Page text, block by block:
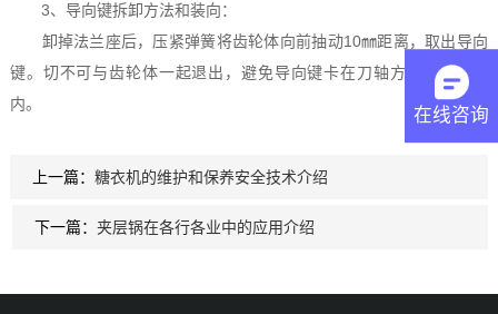
3、导向键拆卸方法和装向：
卸掉法兰座后，压紧弹簧将齿轮体向前抽动10㎜距离，取出导向
键。切不可与齿轮体一起退出，避免导向键卡在刀轴方槽的退刀槽
内。
上一篇： 糖衣机的维护和保养安全技术介绍
下一篇： 夹层锅在各行各业中的应用介绍
在线咨询